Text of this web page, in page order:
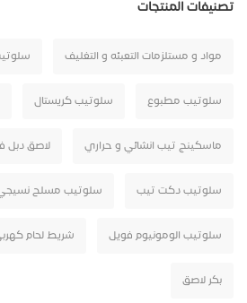
تصنيفات المنتجات
مواد و مستلزمات التعبئه و التغليف
سلوتيب مطبوع سلوتيب كريستال
ماسكينج تيب انشائي و حراري لاصق دبل
سلوتيب دكت تيب سلوتيب مسلح
سلوتيب الومونيوم فويل شريط لحام
بكر لاصق